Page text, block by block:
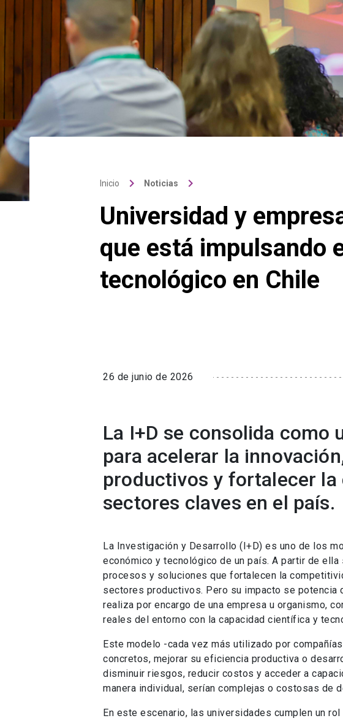
Inicio keyboard_arrow_right Noticias keyboard_arrow_right
Universidad y
que está impulsando
tecnológico en Chile
26 de junio de 2026
La I+D se consolida como
para acelerar la
productivos y fortalecer
sectores claves en el país.
La Investigación y Desarrollo (I+D) es uno de los
económico y tecnológico de un país. A partir de
procesos y soluciones que fortalecen la
sectores productivos. Pero su impacto se potencia
realiza por encargo de una empresa u organismo,
reales del entorno con la capacidad científica y
Este modelo -cada vez más utilizado por
concretos, mejorar su eficiencia productiva o
disminuir riesgos, reducir costos y acceder a
manera individual, serían complejas o costosas de
En este escenario, las universidades cumplen un